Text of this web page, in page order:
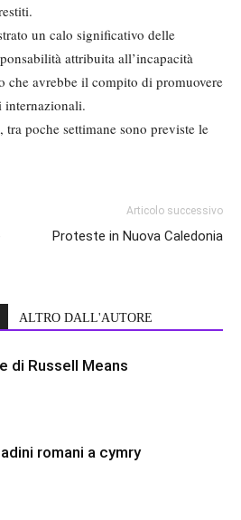
un calo significativo delle
attribuita all’incapacità
che avrebbe il compito di promuovere
internazionali.
poche settimane sono previste le
Articolo successivo
Proteste in Nuova Caledonia
ALTRO DALL'AUTORE
di Russell Means
romani a cymry